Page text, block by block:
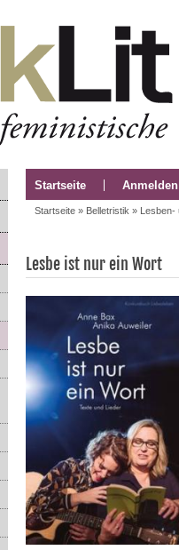
Startseite Anmelden
Startseite » Belletristik » Lesben-
Lesbe ist nur ein Wort